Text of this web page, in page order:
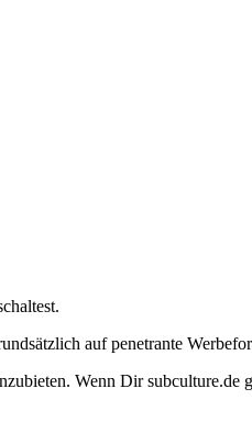
auf penetrante
Wenn Dir subculture.de